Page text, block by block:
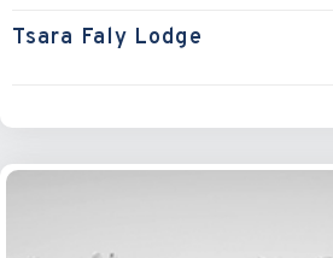
Tsara Faly Lodge